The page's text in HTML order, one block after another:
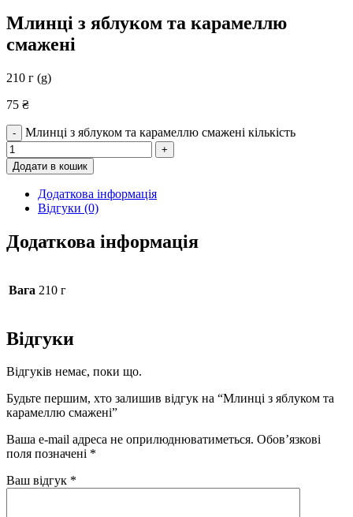
Млинці з яблуком та карамеллю
смажені
210 г (g)
75 ₴
- Млинці з яблуком та карамеллю смажені кількість
+
Додати в кошик
Додаткова інформація
Відгуки (0)
Додаткова інформація
Вага 210 г
Відгуки
Відгуків немає, поки що.
Будьте першим, хто залишив відгук на “Млинці з яблуком та
карамеллю смажені”
Ваша e-mail адреса не оприлюднюватиметься. Обов’язкові
поля позначені *
Ваш відгук *